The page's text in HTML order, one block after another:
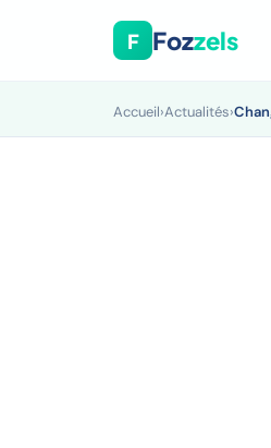
F Fozzels
Accueil›Actualités›